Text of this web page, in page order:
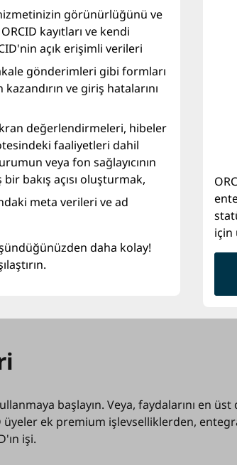
görünürlüğünü ve
kayıtları ve kendi
açık erişimli verileri
gönderimleri gibi formları
ve giriş hatalarını
değerlendirmeleri, hibeler
faaliyetleri dahil
veya fon sağlayıcının
bakış açısı oluşturmak,
meta verileri ve ad
daha kolay!
için
başlayın. Veya, faydalarını en
üyeler ek premium işlevselliklerden,
işi.